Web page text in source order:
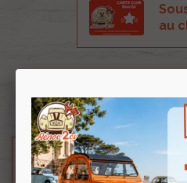
au
complet.
Besoin d'un
? N'hésitez pas à